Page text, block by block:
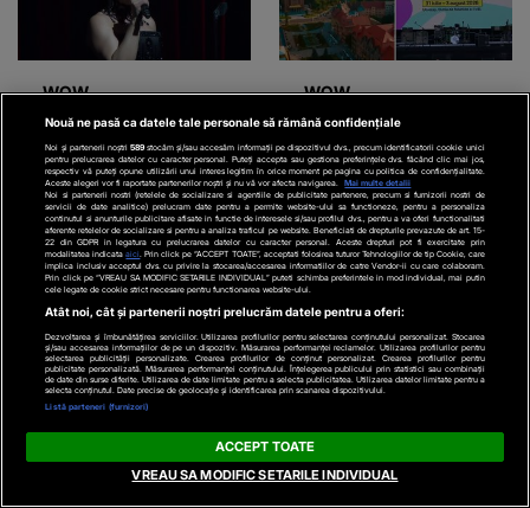
WOW
VIDEO„E lupta vieții
mele”. Tania Turtureanu,
dezvăluiri din viața de
mamă
WOW
VIDEOSărbătoare în
Timișoara: încep zilele
orașului
Parteneri
Nouă ne pasă ca datele tale personale să rămână confidențiale
Noi și partenerii noștri 589stocăm și/sau accesăm informații pe dispozitivul dvs., precum identificatorii cookie unici
pentru prelucrarea datelor cu caracter personal. Puteți accepta sau gestiona preferințele dvs. făcând clic mai jos,
respectiv vă puteți opune utilizării unui interes legitim în orice moment pe pagina cu politica de confidențialitate.
Aceste alegeri vor fi raportate partenerilor noștri și nu vă vor afecta navigarea.
Mai multe detalii
Noi si partenerii nostri (retelele de socializare si agentiile de publicitate partenere, precum si furnizorii nostri de
servicii de date analitice) prelucram date pentru a permite website-ului sa functioneze, pentru a personaliza
continutul si anunturile publicitare afisate in functie de interesele si/sau profilul dvs., pentru a va oferi functionalitati
aferente retelelor de socializare si pentru a analiza traficul pe website. Beneficiati de drepturile prevazute de art. 15-
22 din GDPR in legatura cu prelucrarea datelor cu caracter personal. Aceste drepturi pot fi exercitate prin
modalitatea indicataaici . Prin click pe “ACCEPT TOATE”, acceptati folosirea tuturor Tehnologiilor de tip Cookie, care
implica inclusiv acceptul dvs. cu privire la stocarea/accesarea informatiilor de catre Vendor-ii cu care colaboram.
Prin click pe “VREAU SA MODIFIC SETARILE INDIVIDUAL” puteti schimba preferintele in mod individual, mai putin
cele legate de cookie strict necesare pentru functionarea website-ului.
Atât noi, cât și partenerii noștri prelucrăm datele pentru a oferi:
Dezvoltarea și îmbunătățirea serviciilor. Utilizarea profilurilor pentru selectarea conținutului personalizat. Stocarea
și/sau accesarea informațiilor de pe un dispozitiv. Măsurarea performanței reclamelor. Utilizarea profilurilor pentru
selectarea publicității personalizate. Crearea profilurilor de conținut personalizat. Crearea profilurilor pentru
publicitate personalizată. Măsurarea performanței conținutului. Înțelegerea publicului prin statistici sau combinații
de date din surse diferite. Utilizarea de date limitate pentru a selecta publicitatea. Utilizarea datelor limitate pentru a
selecta conținutul. Date precise de geolocație și identificarea prin scanarea dispozitivului.
Listă parteneri (furnizori)
ACCEPT TOATE
VREAU SA MODIFIC SETARILE INDIVIDUAL